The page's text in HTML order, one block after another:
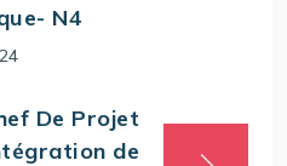
N4
De Projet
de